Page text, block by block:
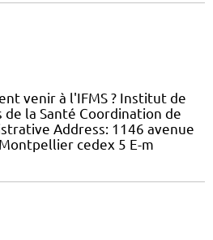
venir à l'IFMS ? Institut de
la Santé Coordination de
Address: 1146 avenue
cedex 5 E-m